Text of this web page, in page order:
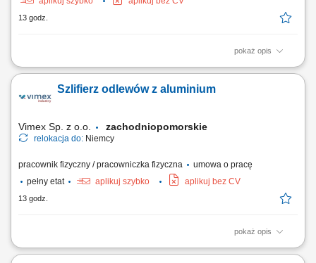
13 godz.
pokaż opis
The work will be carried out at our production and assembly location in
mechanical components; Installation of machine parts according to
technical drawings; Mechanical fitting and assembly work; Assembly of
Szlifierz odlewów z aluminium
Vimex Sp. z o.o. zachodniopomorskie
relokacja do: Niemcy
pracownik fizyczny / pracowniczka fizyczna
umowa o pracę
pełny etat
aplikuj szybko aplikuj bez CV
13 godz.
pokaż opis
Obowiązki: Prace przy oczyszczaniu odlewów z aluminium;